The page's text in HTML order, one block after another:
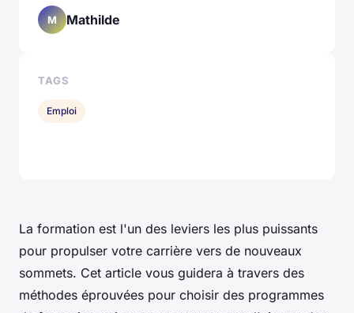
La formation est l'un des leviers les plus puissants
pour propulser votre carrière vers de nouveaux
sommets. Cet article vous guidera à travers des
méthodes éprouvées pour choisir des programmes
M Mathilde
TAGS
Emploi